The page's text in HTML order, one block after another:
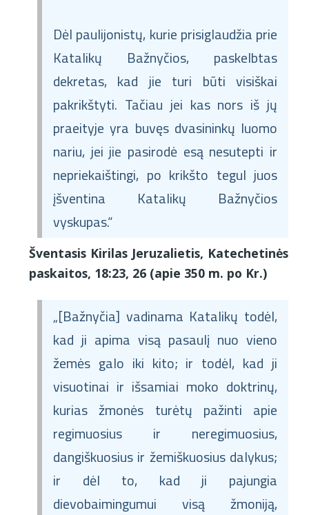
Dėl paulijonistų, kurie prisiglaudžia prie
Katalikų Bažnyčios, paskelbtas
dekretas, kad jie turi būti visiškai
pakrikštyti. Tačiau jei kas nors iš jų
praeityje yra buvęs dvasininkų luomo
nariu, jei jie pasirodė esą nesutepti ir
nepriekaištingi, po krikšto tegul juos
įšventina Katalikų Bažnyčios
vyskupas.“
Šventasis Kirilas Jeruzalietis, Katechetinės
paskaitos, 18:23, 26 (apie 350 m. po Kr.)
„[Bažnyčia] vadinama Katalikų todėl,
kad ji apima visą pasaulį nuo vieno
žemės galo iki kito; ir todėl, kad ji
visuotinai ir išsamiai moko doktrinų,
kurias žmonės turėtų pažinti apie
regimuosius ir neregimuosius,
dangiškuosius ir žemiškuosius dalykus;
ir dėl to, kad ji pajungia
dievobaimingumui visą žmoniją,